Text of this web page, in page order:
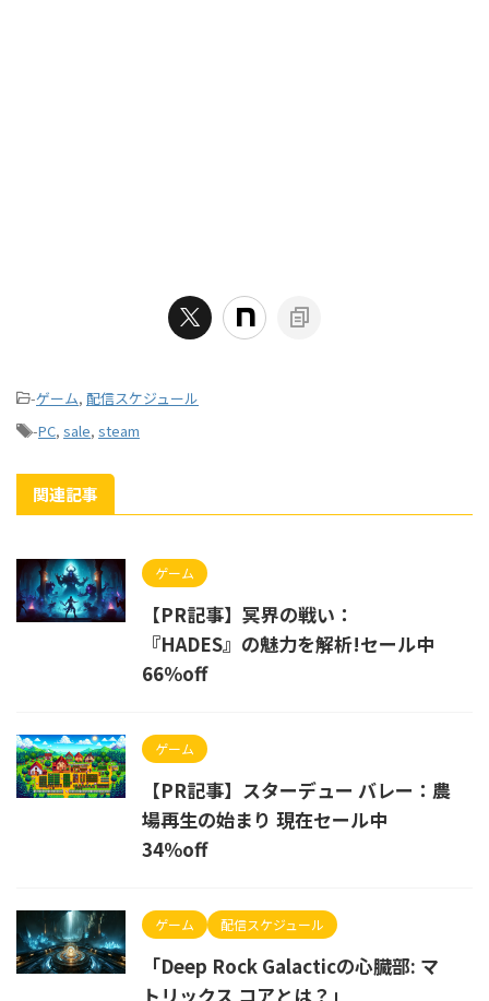
-ゲーム, 配信スケジュール
-PC, sale, steam
関連記事
ゲーム
【PR記事】冥界の戦い：
『HADES』の魅力を解析!セール中
66％off
ゲーム
【PR記事】スターデュー バレー：農
場再生の始まり 現在セール中
34％off
ゲーム 配信スケジュール
「Deep Rock Galacticの心臓部: マ
トリックス コアとは？」